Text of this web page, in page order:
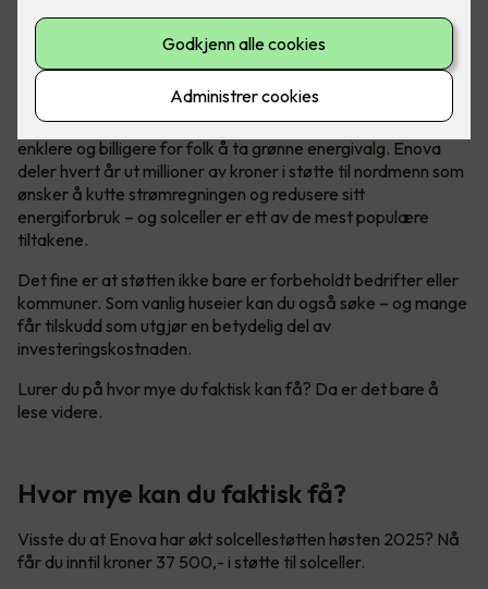
Hvem er Enova?
Enova er et statlig selskap med ett oppdrag - å gjøre det
enklere og billigere for folk å ta grønne energivalg. Enova
deler hvert år ut millioner av kroner i støtte til nordmenn som
ønsker å kutte strømregningen og redusere sitt
energiforbruk – og solceller er ett av de mest populære
tiltakene.
Det fine er at støtten ikke bare er forbeholdt bedrifter eller
kommuner. Som vanlig huseier kan du også søke – og mange
får tilskudd som utgjør en betydelig del av
investeringskostnaden.
Lurer du på hvor mye du faktisk kan få? Da er det bare å
lese videre.
Hvor mye kan du faktisk få?
Visste du at Enova har økt solcellestøtten høsten 2025? Nå
får du inntil kroner 37 500,- i støtte til solceller.